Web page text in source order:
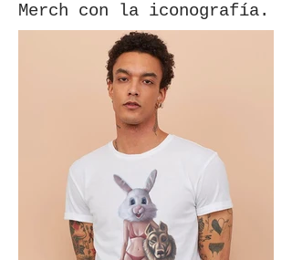
Merch con la iconografía.